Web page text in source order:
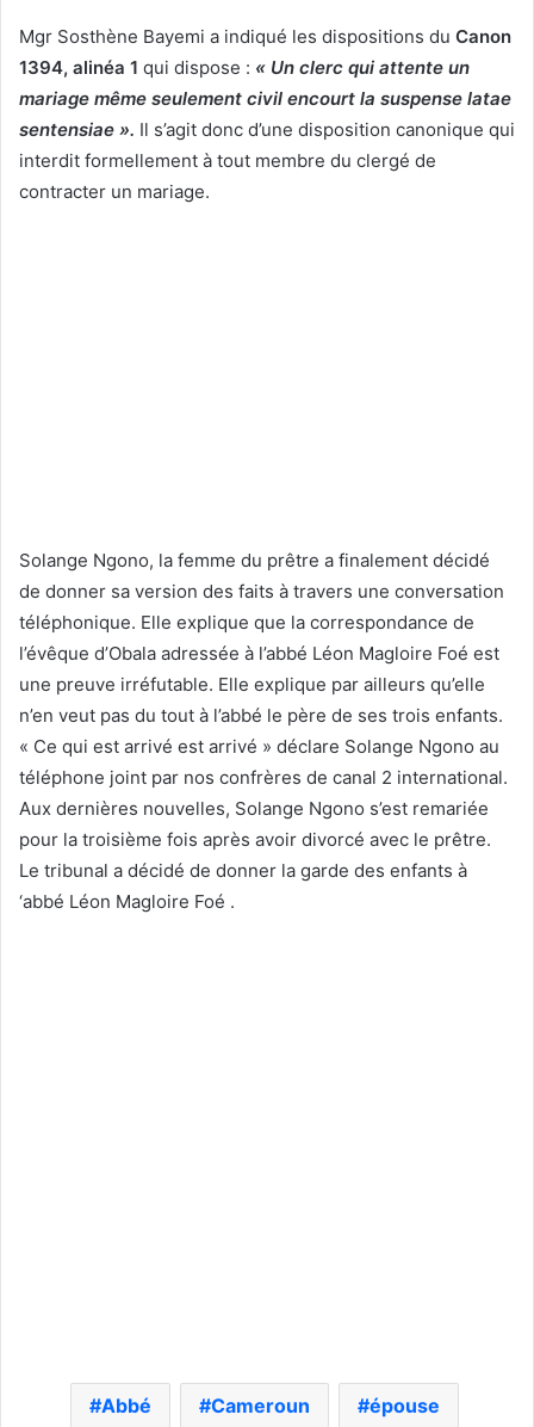
Mgr Sosthène Bayemi a indiqué les dispositions du Canon
1394, alinéa 1 qui dispose : « Un clerc qui attente un
mariage même seulement civil encourt la suspense latae
sentensiae ». Il s’agit donc d’une disposition canonique qui
interdit formellement à tout membre du clergé de
contracter un mariage.
Solange Ngono, la femme du prêtre a finalement décidé
de donner sa version des faits à travers une conversation
téléphonique. Elle explique que la correspondance de
l’évêque d’Obala adressée à l’abbé Léon Magloire Foé est
une preuve irréfutable. Elle explique par ailleurs qu’elle
n’en veut pas du tout à l’abbé le père de ses trois enfants.
« Ce qui est arrivé est arrivé » déclare Solange Ngono au
téléphone joint par nos confrères de canal 2 international.
Aux dernières nouvelles, Solange Ngono s’est remariée
pour la troisième fois après avoir divorcé avec le prêtre.
Le tribunal a décidé de donner la garde des enfants à
‘abbé Léon Magloire Foé .
Abbé Cameroun épouse